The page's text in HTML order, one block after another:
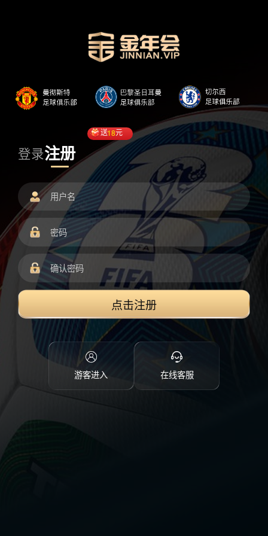
登录注册
送18元
点击注册
游客进入 在线客服